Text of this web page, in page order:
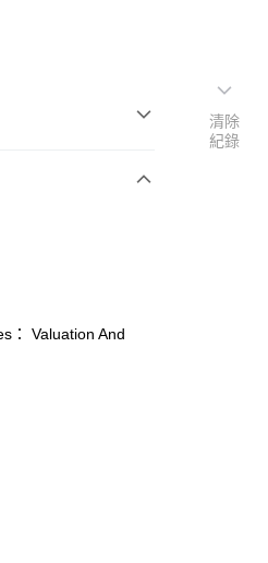
： Valuation And
清除
紀錄